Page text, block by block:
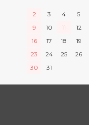
2
3 4 5
9
10 11 12
16
17 18 19
23
24 25 26
30
31